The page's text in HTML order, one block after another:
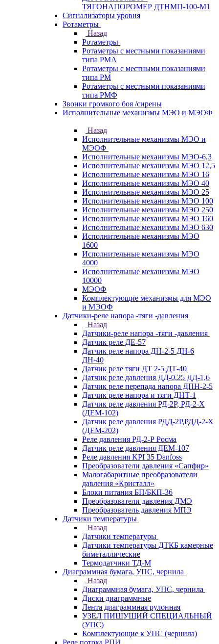
ТЯГОНАПОРОМЕР ДТНМП-100-М1
Сигнализаторы уровня
Ротаметры
Назад
Ротаметры
Ротаметры с местными показаниями
типа РМА
Ротаметры с местными показаниями
типа РМ
Ротаметры с местными показаниями
типа РМФ
Звонки громкого боя /сирены
Исполнительные механизмы МЭО и МЭОФ
Назад
Исполнительные механизмы МЭО и
МЭОФ
Исполнительные механизмы МЭО-6,3
Исполнительные механизмы МЭО 12,5
Исполнительные механизмы МЭО 16
Исполнительные механизмы МЭО 40
Исполнительные механизмы МЭО 25
Исполнительные механизмы МЭО 100
Исполнительные механизмы МЭО 250
Исполнительные механизмы МЭО 160
Исполнительные механизмы МЭО 630
Исполнительные механизмы МЭО
1600
Исполнительные механизмы МЭО
4000
Исполнительные механизмы МЭО
10000
МЭОФ
Комплектующие механизмы для МЭО
и МЭОФ
Датчики-реле напора -тяги -давления
Назад
Датчики-реле напора -тяги -давления
Датчик реле ДЕ-57
Датчик реле напора ДН-2-5 ДН-6
ДН-40
Датчик реле тяги ДТ 2-5 ДТ-40
Датчик реле давления ДД-0,25 ДД-1,6
Датчик реле перепада напора ДПН-2-5
Датчик реле напора и тяги ДНТ-1
Датчик реле давления РД-2Р, РД-2-Х
(ДЕМ-102)
Датчик реле давления РДД-2Р,РДД-2-Х
(ДЕМ-202)
Реле давления РД-2-Р Росма
Датчик реле давления ДЕМ-107
Реле давления KPI 35 Danfoss
Преобразователи давления «Сапфир»
Малогабаритные преобразователи
давления «Кристалл»
Блоки питания БП/БКП-36
Преобразователи давления ДМЭ
Преобразователь давления МПЭ
Датчики температуры
Назад
Датчики температуры
Датчики температуры ДТКБ камерные
биметаллические
Термодатчики ТД-М
Диаграммная бумага, УПС, чернила
Назад
Диаграммная бумага, УПС, чернила
Диски диаграммные
Лента диаграммная рулонная
УЗЕЛ ПИШУЩИЙ СПЕЦИАЛЬНЫЙ
(УПС)
Комплектующие к УПС (чернила)
Реле потока РПИ